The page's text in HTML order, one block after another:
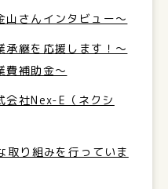
山さんインタビュー〜
承継を応援します！～
費補助金～
社Nex-E（ネクシ
取り組みを行っていま